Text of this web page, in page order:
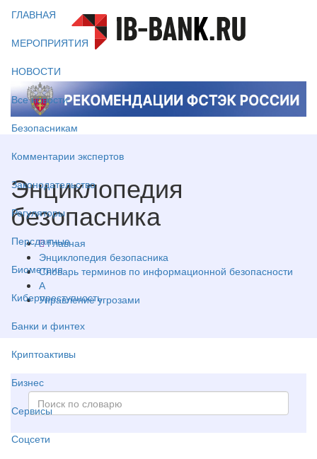
ГЛАВНАЯ
МЕРОПРИЯТИЯ
НОВОСТИ
Все новости
Безопасникам
Комментарии экспертов
Законодательство
Регуляторы
Персданные
Биометрия
Киберпреступность
Банки и финтех
Криптоактивы
Бизнес
Сервисы
Соцсети
Энциклопедия
безопасника
Главная
Энциклопедия безопасника
Словарь терминов по информационной безопасности
А
Управление угрозами